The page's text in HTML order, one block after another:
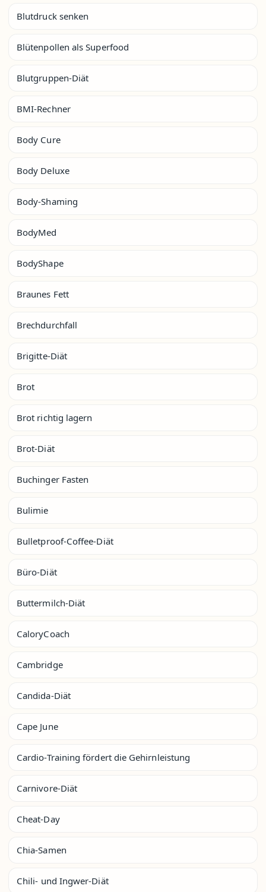
Blutdruck senken
Blütenpollen als Superfood
Blutgruppen-Diät
BMI-Rechner
Body Cure
Body Deluxe
Body-Shaming
BodyMed
BodyShape
Braunes Fett
Brechdurchfall
Brigitte-Diät
Brot
Brot richtig lagern
Brot-Diät
Buchinger Fasten
Bulimie
Bulletproof-Coffee-Diät
Büro-Diät
Buttermilch-Diät
CaloryCoach
Cambridge
Candida-Diät
Cape June
Cardio-Training fördert die Gehirnleistung
Carnivore-Diät
Cheat-Day
Chia-Samen
Chili- und Ingwer-Diät